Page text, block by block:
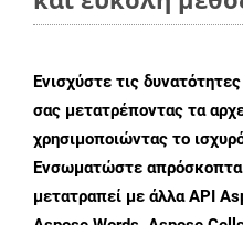
Ενισχύστε τις
σας μετατρέποντας τα
χρησιμοποιώντας το
Ενσωματώστε απρόσκοπτα
μετατραπεί με άλλα API